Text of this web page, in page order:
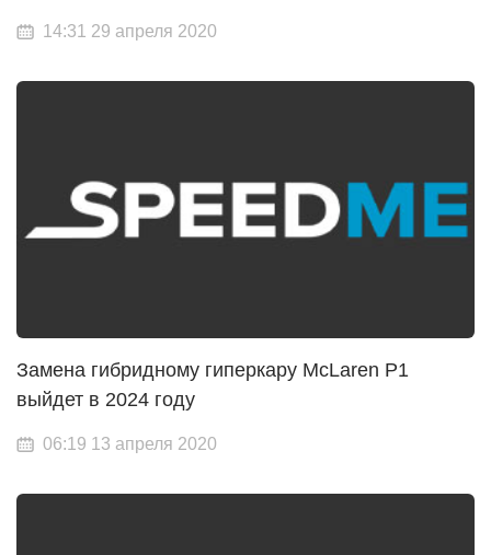
14:31 29 апреля 2020
Замена гибридному гиперкару McLaren P1
выйдет в 2024 году
06:19 13 апреля 2020